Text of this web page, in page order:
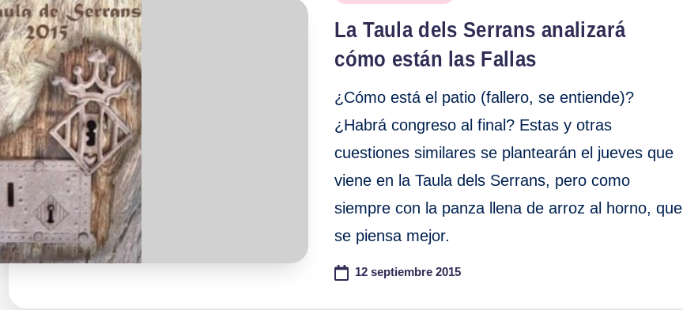
La Taula dels Serrans analizará
cómo están las Fallas
¿Cómo está el patio (fallero, se entiende)?
¿Habrá congreso al final? Estas y otras
cuestiones similares se plantearán el jueves que
viene en la Taula dels Serrans, pero como
siempre con la panza llena de arroz al horno, que
se piensa mejor.
12 septiembre 2015